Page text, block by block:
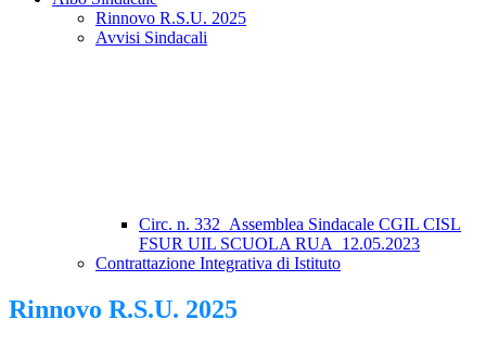
Rinnovo R.S.U. 2025
Avvisi Sindacali
Circ. n. 332_Assemblea Sindacale CGIL CISL
FSUR UIL SCUOLA RUA_12.05.2023
Contrattazione Integrativa di Istituto
Rinnovo R.S.U. 2025